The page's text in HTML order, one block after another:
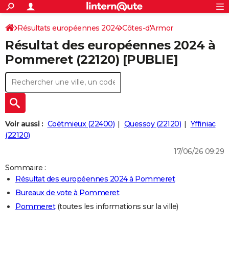
ACTUALITÉS
Politique
Société
Faits Divers
Education
Monde
Villes
+
SPORT
Coupe du monde 2026
Football
Tennis
Cyclisme
Rugby
Forum
Programme TV
TNT
Streaming
Cinéma
Sorties cinéma
Musique
+
FINANCE
Retraite
Impôts
Epargne
Immobilier
Risques naturels par ville
Banque
Assurance
Crédit
AUTO
Essais
Réserver un essai
Citadines
Berlines
SUV
Forum auto
+
HIGH-TECH
Mobiles
Meilleur smartphone
Internet
Ordinateurs
Jeux vidéo
Guide high-tech
+
BRICOLAGE
Guides de France
Escapades
Patrimoine
Expositions
Musées
Week-end nature
LIFESTYLE
Art de vivre
Bien-être
Loisirs
Mode
Modes de vie
S'inscrire
Connexion
Résultats européennes 2024 Côtes-d'Armor
Résultat des européennes 2024 à
Pommeret (22120) [PUBLIE]
Voir aussi : Coëtmieux (22400) Quessoy (22120)
Yffiniac
(22120)
17/06/26 09:29
Sommaire :
Résultat des européennes 2024 à Pommeret
Bureaux de vote à Pommeret
Pommeret(toutes les informations sur la ville)